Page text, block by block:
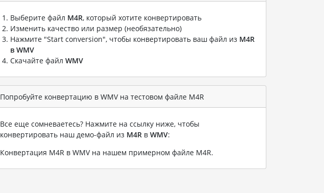
Выберите файл M4R, который хотите конвертировать
Изменить качество или размер (необязательно)
Нажмите "Start conversion", чтобы конвертировать ваш файл из M4R
в WMV
Скачайте файл WMV
Попробуйте конвертацию в WMV на тестовом файле M4R
Все еще сомневаетесь? Нажмите на ссылку ниже, чтобы
конвертировать наш демо-файл из M4R в WMV:
Конвертация M4R в WMV на нашем примерном файле M4R.